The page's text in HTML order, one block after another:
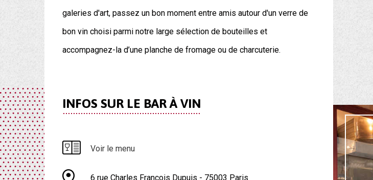
galeries d'art, passez un bon moment entre amis autour d'un verre de
bon vin choisi parmi notre large sélection de bouteilles et
accompagnez-la d’une planche de fromage ou de charcuterie.
INFOS SUR LE BAR À VIN
Voir le menu
6 rue Charles François Dupuis - 75003 Paris